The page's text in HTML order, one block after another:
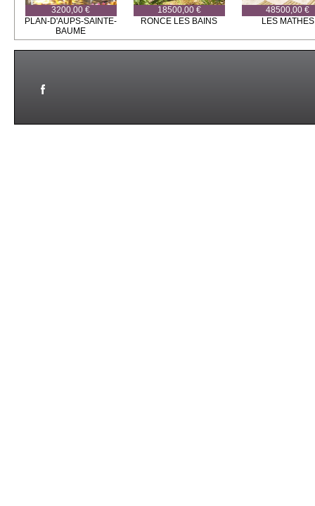
3200,00 €
PLAN-D'AUPS-SAINTE-
BAUME
18500,00 €
RONCE LES BAINS
48500,00 €
LES MATHES